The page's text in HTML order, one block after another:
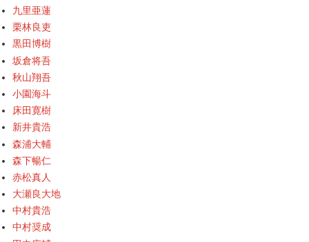
九里亜蓮
栗林良吏
黒田博樹
坂倉将吾
秋山翔吾
小園海斗
床田寛樹
新井貴浩
森浦大輔
森下暢仁
赤松真人
大瀬良大地
中村貴浩
中村奨成